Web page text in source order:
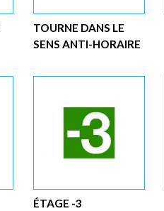
TOURNE DANS LE
SENS ANTI-HORAIRE
ÉTAGE -3